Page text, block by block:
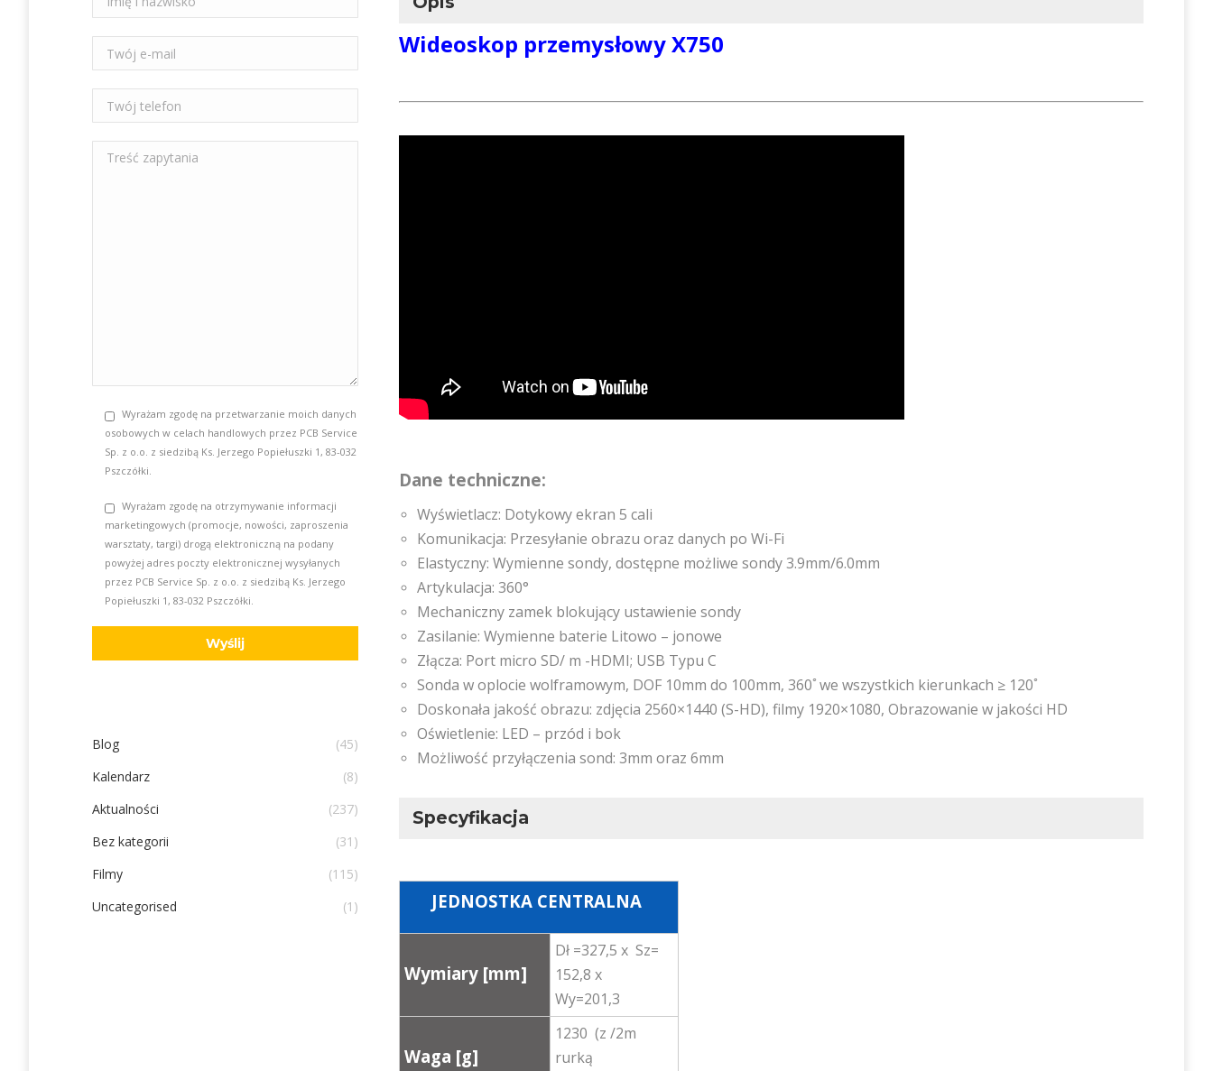
Wideoskop przemysłowy X750
Dane techniczne:
Wyświetlacz: Dotykowy ekran 5 cali
Komunikacja: Przesyłanie obrazu oraz danych po Wi-Fi
Elastyczny: Wymienne sondy, dostępne możliwe sondy 3.9mm/6.0mm
Artykulacja: 360°
Mechaniczny zamek blokujący ustawienie sondy
Zasilanie: Wymienne baterie Litowo – jonowe
Złącza: Port micro SD/ m -HDMI; USB Typu C
Sonda w oplocie wolframowym, DOF 10mm do 100mm, 360ﾟwe wszystkich kierunkach ≥ 120ﾟ
Doskonała jakość obrazu: zdjęcia 2560×1440 (S-HD), filmy 1920×1080, Obrazowanie w jakości HD
Oświetlenie: LED – przód i bok
Możliwość przyłączenia sond: 3mm oraz 6mm
Specyfikacja
JEDNOSTKA CENTRALNA
Wymiary [mm]
Dł =327,5 x Sz=
152,8 x
Wy=201,3
Waga [g]
1230 (z /2m
rurką
Wyrażam zgodę na przetwarzanie moich danych
osobowych w celach handlowych przez PCB Service
Sp. z o.o. z siedzibą Ks. Jerzego Popiełuszki 1, 83-032
Pszczółki.
Wyrażam zgodę na otrzymywanie informacji
marketingowych (promocje, nowości, zaproszenia
warsztaty, targi) drogą elektroniczną na podany
powyżej adres poczty elektronicznej wysyłanych
przez PCB Service Sp. z o.o. z siedzibą Ks. Jerzego
Popiełuszki 1, 83-032 Pszczółki.
Blog
(45)
Kalendarz
(8)
Aktualności
(237)
Bez kategorii
(31)
Filmy
(115)
Uncategorised
(1)